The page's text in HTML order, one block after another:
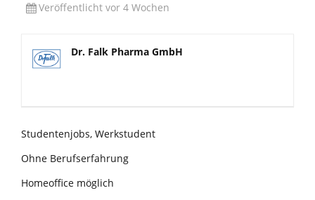
Veröffentlicht vor 4 Wochen
Dr. Falk Pharma GmbH
Studentenjobs, Werkstudent
Ohne Berufserfahrung
Homeoffice möglich